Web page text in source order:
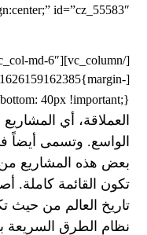
id=”cz_55583″][/cz_image]
bottom: 40px !important;}”]
العملاقة، أي
الواسع. وتسمى أيضاً
بعض هذه المشاريع من
تكون القائمة كاملة.
تاريخ العالم من حيث
نظام الطرق السريعة